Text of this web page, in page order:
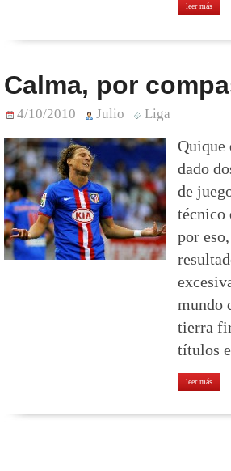
leer más
Calma, por
4/10/2010 Julio Liga
Quique
dado
de
técnico
por
mundo
tierra
títulos
leer más